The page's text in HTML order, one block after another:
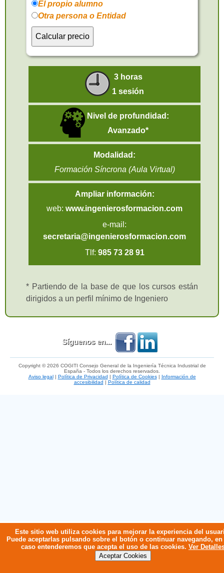
Este sitio web utiliza cookies para mejorar la experiencia del
Puede aceptarlas pulsando sobre el botón o continuar navegando,
caso entenderemos que acepta el uso de las cookies. Ver
El propio alumno
Otra persona o Entidad
3 horas
1 sesión
Nivel de profundidad:
Avanzado*
Modalidad:
Formación Síncrona (Aula Virtual)
Ampliar información:
web: www.ingenierosformacion.com
e-mail:
secretaria@ingenierosformacion.com
Tlf: 985 73 28 91
* Partiendo de la base de que los cursos están
dirigidos a un perfil mínimo de Ingeniero
Síguenos en...
Copyright © 2026 COGITI Consejo General de la Ingeniería Técnica Industrial de
España - Todos los derechos reservados.
Aviso legal| Política de Privacidad | Política de Cookies| Información de
accesibilidad | Política de calidad